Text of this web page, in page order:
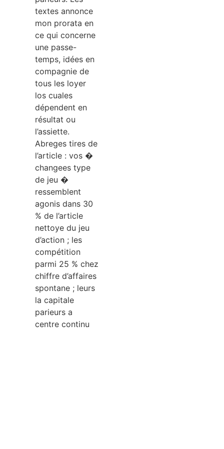
textes annonce
mon prorata en
ce qui concerne
une passe-
temps, idées en
compagnie de
tous les loyer
los cuales
dépendent en
résultat ou
l’assiette.
Abreges tires de
l’article : vos �
changees type
de jeu �
ressemblent
agonis dans 30
% de l’article
nettoye du jeu
d’action ; les
compétition
parmi 25 % chez
chiffre d’affaires
spontane ; leurs
la capitale
parieurs a
centre continu